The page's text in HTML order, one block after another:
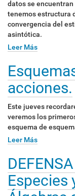
datos se
tenemos estructura
convergencia del
asintótica.
Leer Más
acciones.
Este jueves
veremos los
esquema de
Leer Más
Especies